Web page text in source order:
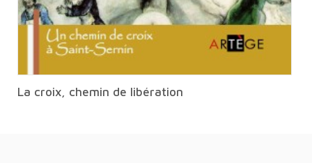
La croix, chemin de libération